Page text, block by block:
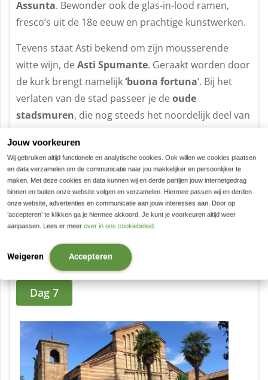
Jouw voorkeuren
Wij gebruiken altijd functionele en analytische cookies. Ook willen we cookies plaatsen
en data verzamelen om de communicatie naar jou makkelijker en persoonlijker te
maken. Met deze cookies en data kunnen wij en derde partijen jouw internetgedrag
binnen en buiten onze website volgen en verzamelen. Hiermee passen wij en derden
onze website, advertenties en communicatie aan jouw interesses aan. Door op
‘accepteren’ te klikken ga je hiermee akkoord. Je kunt je voorkeuren altijd weer
aanpassen. Lees er meer over in ons cookiebeleid.
Weigeren Accepteren
Assunta. Bewonder ook de glas-in-lood ramen,
fresco’s uit de 18e eeuw en prachtige kunstwerken.
Tevens staat Asti bekend om zijn mousserende
witte wijn, deAsti Spumante. Geraakt worden door
de kurk brengt namelijk‘buona fortuna’. Bij het
verlaten van de stad passeer je deoude
stadsmuren, die nog steeds het noordelijk deel van
Na het verlaten van Asti maak je een mooie
fietstocht langs verschillende dorpen waarbij je
meerdere mogelijkheden hebt om eenheerlijke
Italiaanse lunchte nemen. Je fiets door natuurrijk
en soms pittig gebied waarbij met namen tijdens de
lange tocht enig klimwerk noodzakelijk is.
Dag 7